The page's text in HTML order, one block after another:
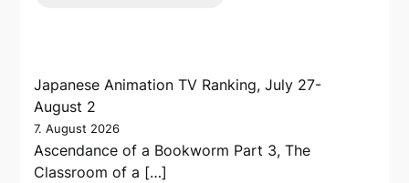
Japanese Animation TV Ranking, July 27-
August 2
7. August 2026
Ascendance of a Bookworm Part 3, The
Classroom of a […]